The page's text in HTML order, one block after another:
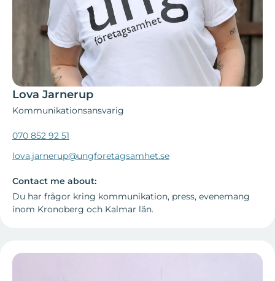
Lova Jarnerup
Kommunikationsansvarig
070 852 92 51
lova.jarnerup@ungforetagsamhet.se
Contact me about:
Du har frågor kring kommunikation, press, evenemang
inom Kronoberg och Kalmar län.